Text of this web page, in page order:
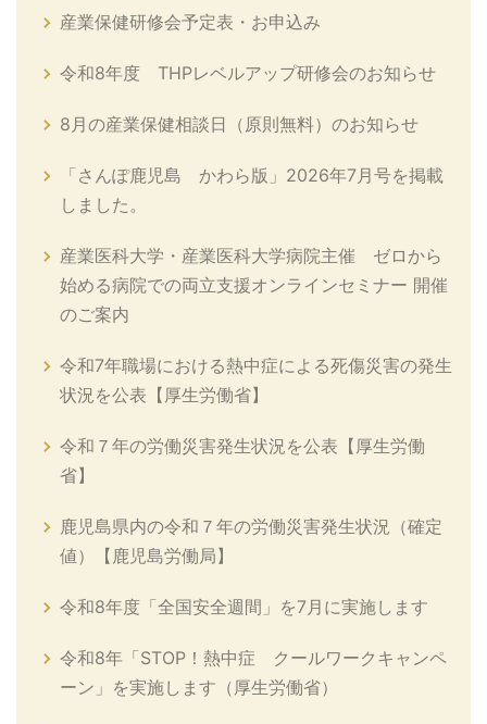
産業保健研修会予定表・お申込み
令和8年度 THPレベルアップ研修会のお知らせ
8月の産業保健相談日（原則無料）のお知らせ
「さんぽ鹿児島 かわら版」2026年7月号を掲載
しました。
産業医科大学・産業医科大学病院主催 ゼロから
始める病院での両立支援オンラインセミナー 開催
のご案内
令和7年職場における熱中症による死傷災害の発生
状況を公表【厚生労働省】
令和７年の労働災害発生状況を公表【厚生労働
省】
鹿児島県内の令和７年の労働災害発生状況（確定
値）【鹿児島労働局】
令和8年度「全国安全週間」を7月に実施します
令和8年「STOP！熱中症 クールワークキャンペ
ーン」を実施します（厚生労働省）